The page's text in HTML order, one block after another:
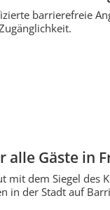
barrierefreie
alle Gäste in
mit dem Siegel des
in der Stadt auf